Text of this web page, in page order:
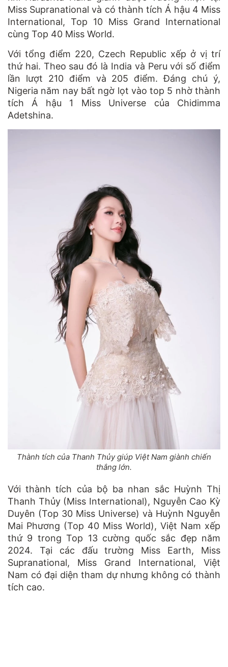
Miss Supranational và có thành tích Á hậu 4 Miss
International, Top 10 Miss Grand International
cùng Top 40 Miss World.
Với tổng điểm 220, Czech Republic xếp ở vị trí
thứ hai. Theo sau đó là India và Peru với số điểm
lần lượt 210 điểm và 205 điểm. Đáng chú ý,
Nigeria năm nay bất ngờ lọt vào top 5 nhờ thành
tích Á hậu 1 Miss Universe của Chidimma
Adetshina.
Thành tích của Thanh Thủy giúp Việt Nam giành chiến
thắng lớn.
Với thành tích của bộ ba nhan sắc Huỳnh Thị
Thanh Thủy (Miss International), Nguyễn Cao Kỳ
Duyên (Top 30 Miss Universe) và Huỳnh Nguyễn
Mai Phương (Top 40 Miss World), Việt Nam xếp
thứ 9 trong Top 13 cường quốc sắc đẹp năm
2024. Tại các đấu trường Miss Earth, Miss
Supranational, Miss Grand International, Việt
Nam có đại diện tham dự nhưng không có thành
tích cao.